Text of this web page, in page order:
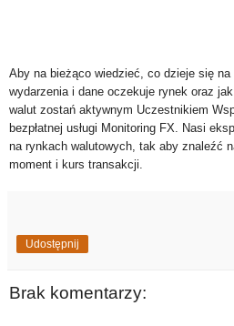
Aby na bieżąco wiedzieć, co dzieje się
wydarzenia i dane oczekuje rynek oraz
walut zostań aktywnym Uczestnikiem
bezpłatnej usługi Monitoring FX. Nasi
na rynkach walutowych, tak aby znaleźć
moment i kurs transakcji.
Udostępnij
Brak komentarzy: